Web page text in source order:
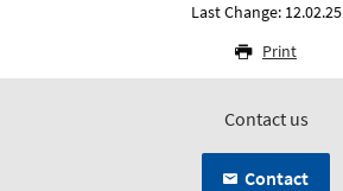
Last Change: 12.02.25
Print
Contact us
Contact